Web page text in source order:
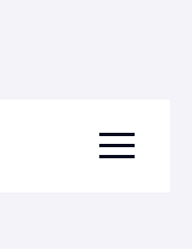
Menu